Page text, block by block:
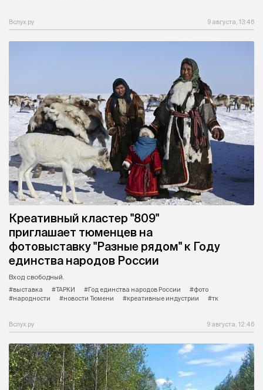
Вслух.ру 9 августа, 13:46
Креативный кластер "809"
приглашает тюменцев на
фотовыставку "Разные рядом" к Году
единства народов России
Вход свободный.
#выставка
#ТАРКИ #Год единства народов России
#фото
#народности
#новости Тюмени #креативные индустрии #тк
Вслух.ру 9 августа, 12:46